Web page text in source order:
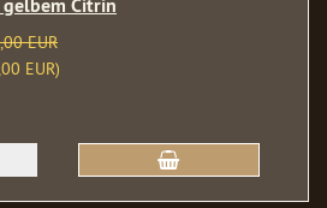
Citrin
EUR
EUR)